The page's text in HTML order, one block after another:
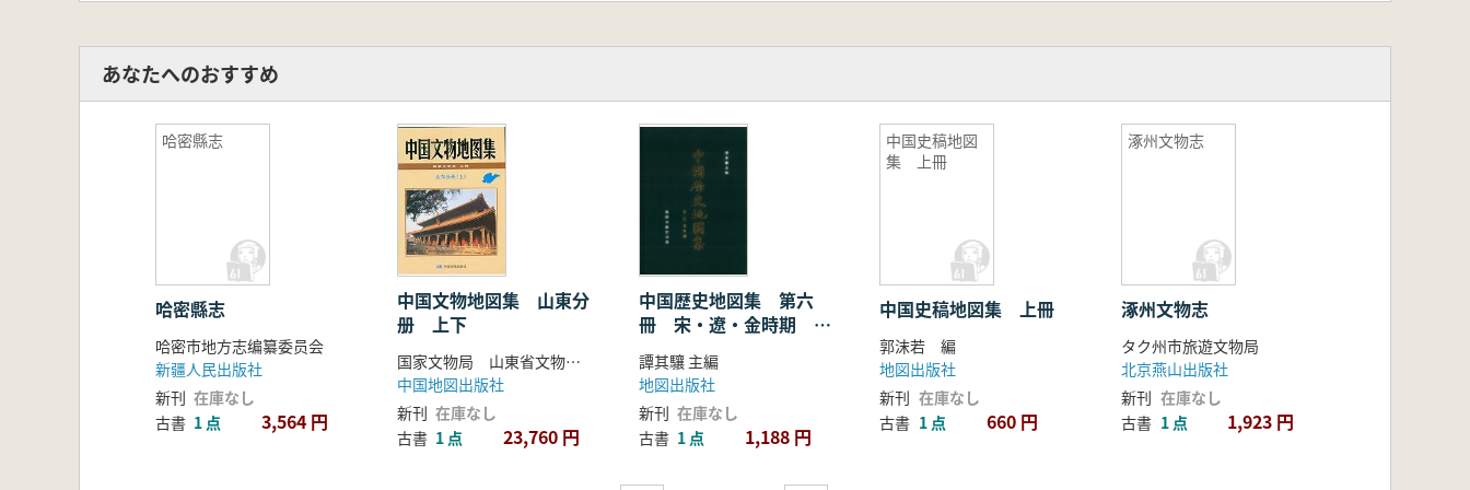
あなたへのおすすめ
哈密縣志
哈密縣志
哈密市地方志编纂委员会
新疆人民出版社
新刊 在庫なし
古書 1 点 3,564 円
中国文物地図集 山東分
册 上下
国家文物局 山東省文物局編
中国地図出版社
新刊 在庫なし
古書 1 点 23,760 円
中国歴史地図集 第六
冊 宋・遼・金時期
(精)
譚其驤 主編
地図出版社
新刊 在庫なし
古書 1 点 1,188 円
中国史稿地図
集 上冊
中国史稿地図集 上冊
郭沫若 編
地図出版社
新刊 在庫なし
古書 1 点 660 円
涿州文物志
涿州文物志
タク州市旅遊文物局
北京燕山出版社
新刊 在庫なし
古書 1 点 1,923 円